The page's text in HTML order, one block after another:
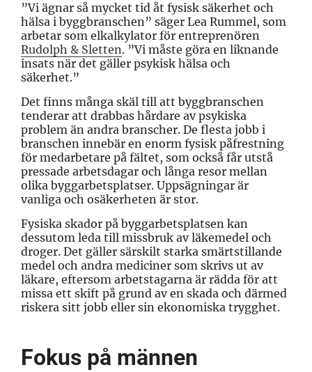
”Vi ägnar så mycket tid åt fysisk säkerhet och
hälsa i byggbranschen” säger Lea Rummel, som
arbetar som elkalkylator för entreprenören
Rudolph & Sletten. ”Vi måste göra en liknande
insats när det gäller psykisk hälsa och
säkerhet.”
Det finns många skäl till att byggbranschen
tenderar att drabbas hårdare av psykiska
problem än andra branscher. De flesta jobb i
branschen innebär en enorm fysisk påfrestning
för medarbetare på fältet, som också får utstå
pressade arbetsdagar och långa resor mellan
olika byggarbetsplatser. Uppsägningar är
vanliga och osäkerheten är stor.
Fysiska skador på byggarbetsplatsen kan
dessutom leda till missbruk av läkemedel och
droger. Det gäller särskilt starka smärtstillande
medel och andra mediciner som skrivs ut av
läkare, eftersom arbetstagarna är rädda för att
missa ett skift på grund av en skada och därmed
riskera sitt jobb eller sin ekonomiska trygghet.
Fokus på männen